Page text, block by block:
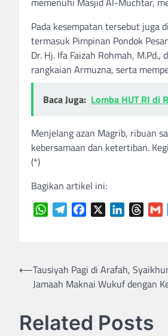
Pada kesempatan tersebut juga
termasuk Pimpinan Pondok
Dr. Hj. Ifa Faizah Rohmah,
rangkaian Armuzna, serta
Baca Juga: Lomba HUT RI di
Menjelang azan Magrib, ribuan
kebersamaan dan ketertiban.
(*)
Bagikan artikel ini:
WhatsAppTelegramFacebook LinkedIn
Navigasi
pos
⟵Tausiyah Pagi di Arafah,
Jamaah Maknai Wukuf dengan
Related Posts